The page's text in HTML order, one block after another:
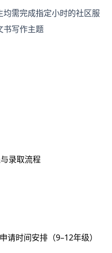
需完成指定小时的社区服
书写作主题
录取流程
请时间安排（9–12年级）